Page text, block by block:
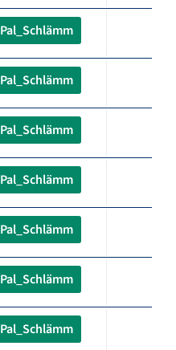
Pal_Schlämm
Pal_Schlämm
Pal_Schlämm
Pal_Schlämm
Pal_Schlämm
Pal_Schlämm
Pal_Schlämm